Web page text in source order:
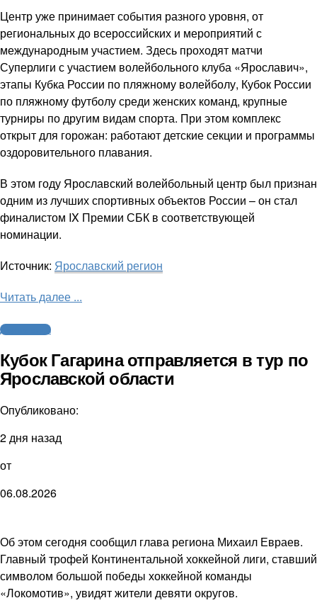
Центр уже принимает события разного уровня, от
региональных до всероссийских и мероприятий с
международным участием. Здесь проходят матчи
Суперлиги с участием волейбольного клуба «Ярославич»,
этапы Кубка России по пляжному волейболу, Кубок России
по пляжному футболу среди женских команд, крупные
турниры по другим видам спорта. При этом комплекс
открыт для горожан: работают детские секции и программы
оздоровительного плавания.
В этом году Ярославский волейбольный центр был признан
одним из лучших спортивных объектов России – он стал
финалистом IX Премии СБК в соответствующей
номинации.
Источник: Ярославский регион
Читать далее ...
Другие виды
Кубок Гагарина отправляется в тур по
Ярославской области
Опубликовано:
2 дня назад
от
06.08.2026
Об этом сегодня сообщил глава региона Михаил Евраев.
Главный трофей Континентальной хоккейной лиги, ставший
символом большой победы хоккейной команды
«Локомотив», увидят жители девяти округов.